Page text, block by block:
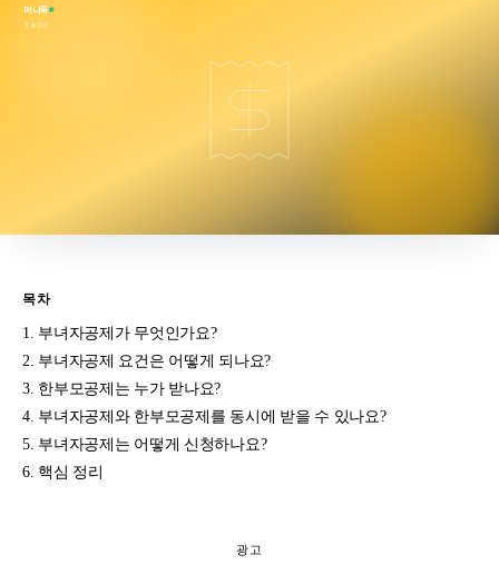
머니룩
연말정산
목차
부녀자공제가 무엇인가요?
부녀자공제 요건은 어떻게 되나요?
한부모공제는 누가 받나요?
부녀자공제와 한부모공제를 동시에 받을 수 있나요?
부녀자공제는 어떻게 신청하나요?
핵심 정리
광고